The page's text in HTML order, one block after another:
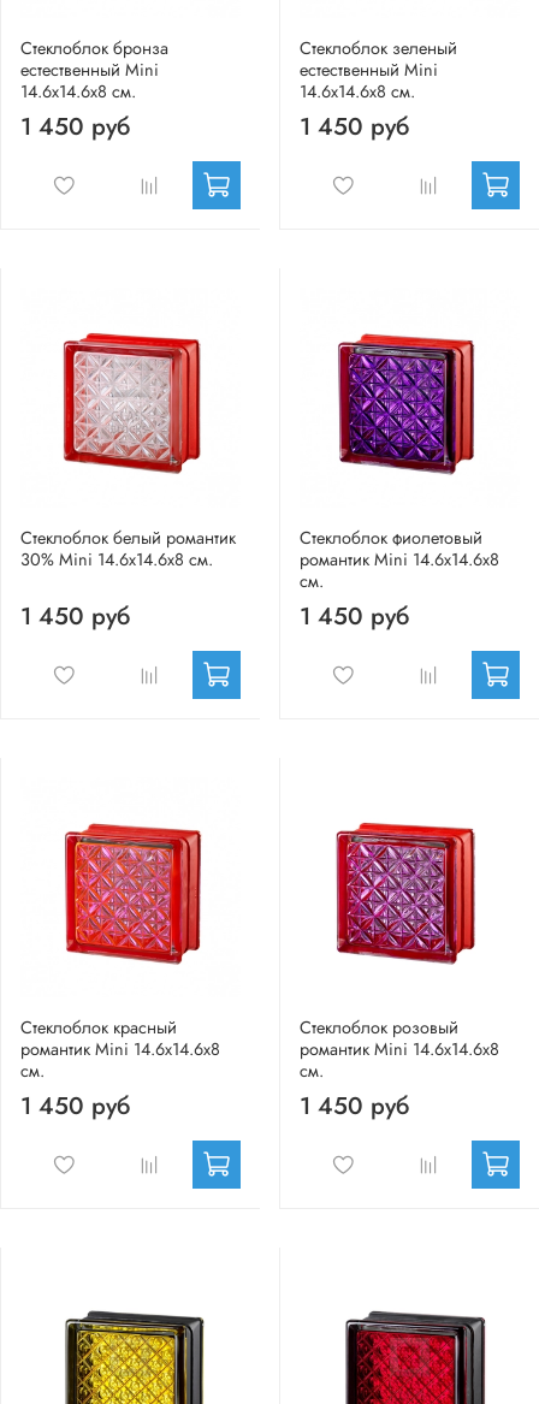
Стеклоблок бронза
естественный Mini
14.6x14.6x8 см.
1 450 руб
Стеклоблок зеленый
естественный Mini
14.6x14.6x8 см.
1 450 руб
Стеклоблок белый романтик
30% Mini 14.6x14.6x8 см.
1 450 руб
Стеклоблок фиолетовый
романтик Mini 14.6x14.6x8
см.
1 450 руб
Стеклоблок красный
романтик Mini 14.6x14.6x8
см.
1 450 руб
Стеклоблок розовый
романтик Mini 14.6x14.6x8
см.
1 450 руб